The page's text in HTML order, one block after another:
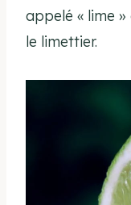
appelé « lime
le limettier.